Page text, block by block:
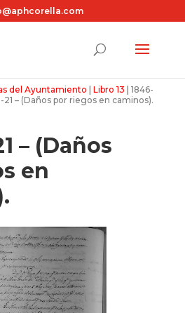
del Ayuntamiento |Libro 13 |1846-
21 – (Daños por riegos en caminos).
– (Daños
en